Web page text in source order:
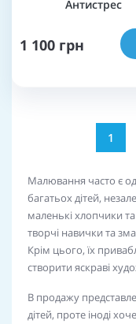
Антистрес
1 100 грн
1
Малювання часто є
багатьох дітей,
маленькі хлопчики
творчі навички та
Крім цього, їх
створити яскраві
В продажу
дітей, проте іноді